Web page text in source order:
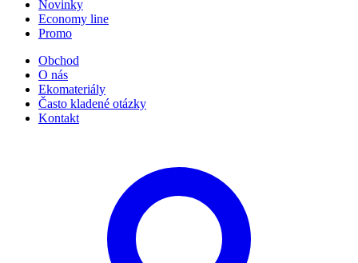
Novinky
Economy line
Promo
Obchod
O nás
Ekomateriály
Často kladené otázky
Kontakt